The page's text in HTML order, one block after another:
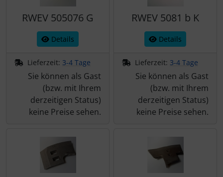
RWEV 505076 G
Details
Lieferzeit: 3-4 Tage
Sie können als Gast
(bzw. mit Ihrem
derzeitigen Status)
keine Preise sehen.
RWEV 5081 b K
Details
Lieferzeit: 3-4 Tage
Sie können als Gast
(bzw. mit Ihrem
derzeitigen Status)
keine Preise sehen.